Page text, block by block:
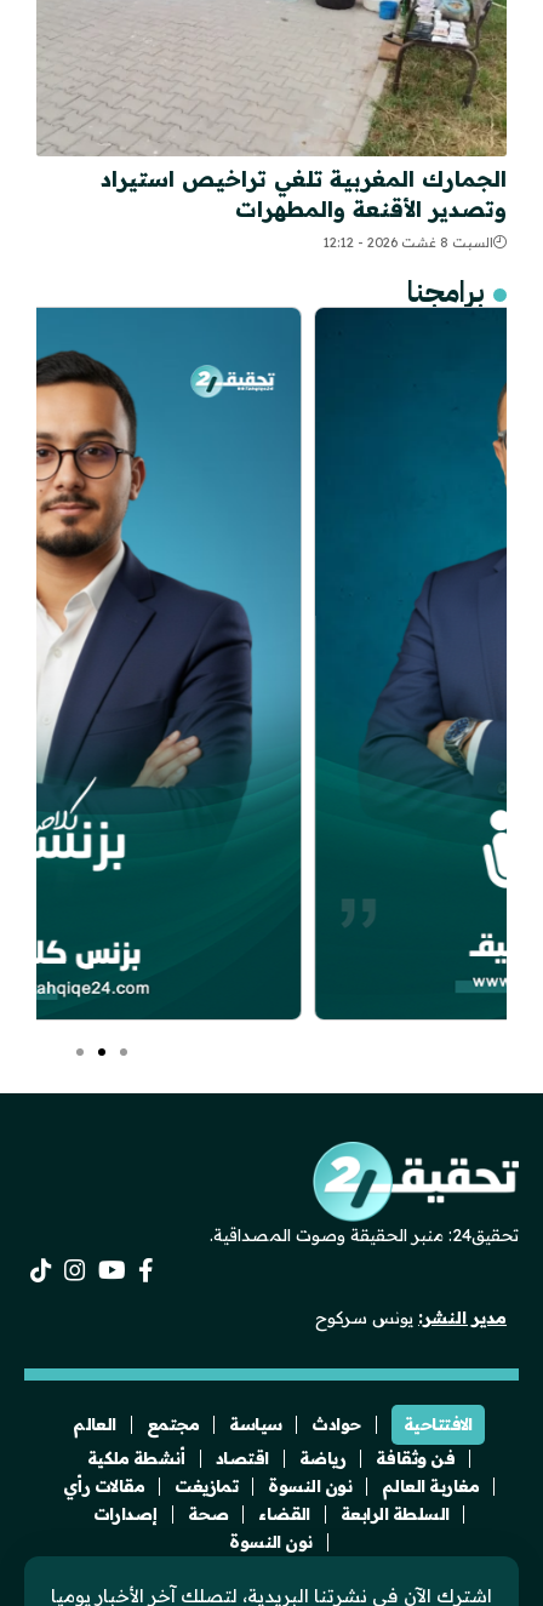
الجمارك المغربية تلغي تراخيص استيراد
وتصدير الأقنعة والمطهرات
السبت 8 غشت 2026 - 12:12
برامجنا
تحقيق24: منبر الحقيقة وصوت المصداقية.
مدير النشر: يونس سركوح
الافتتاحية حوادث سياسة مجتمع
العالم
فن وثقافة
رياضة اقتصاد
أنشطة ملكية
مغاربة العالم
نون النسوة تمازيغت
مقالات رأي
السلطة الرابعة
القضاء صحة
إصدارات
نون النسوة
اشترك الآن في نشرتنا البريدية، لتصلك آخر الأخبار يوميا